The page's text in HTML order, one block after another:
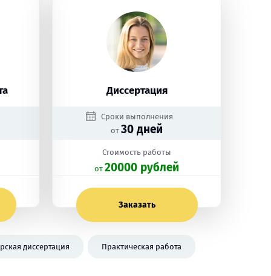
Диссертация
Сроки выполнения
от 30 дней
Стоимость работы
oт 20000 рублей
Заказать
диссертация Практическая работа